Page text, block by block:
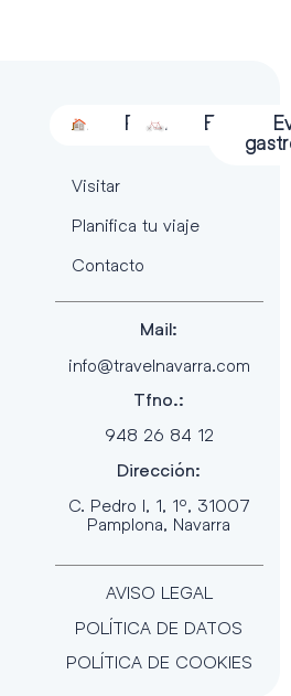
Alojamiento
Restauración
Actividades
Visitar
Planifica tu viaje
Contacto
Mail:
info@travelnavarra.com
Tfno.:
948 26 84 12
Dirección:
C. Pedro I, 1, 1º, 31007
Pamplona, Navarra
AVISO LEGAL
POLÍTICA DE DATOS
POLÍTICA DE COOKIES